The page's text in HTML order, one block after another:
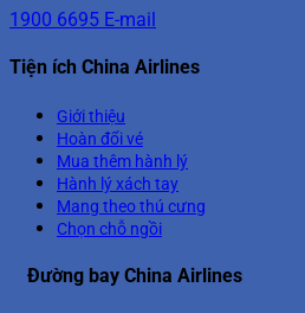
1900 6695 E-mail
Tiện ích China Airlines
Giới thiệu
Hoàn đổi vé
Mua thêm hành lý
Hành lý xách tay
Mang theo thú cưng
Chọn chỗ ngồi
Đường bay China Airlines